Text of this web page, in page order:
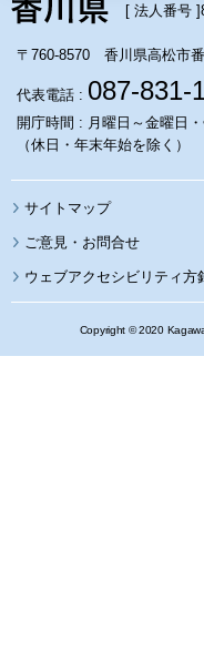
[ 法人番号 ]
〒760-8570 香川県高松市
代表電話 : 087-831-
開庁時間 : 月曜日～金曜日
（休日・年末年始を除く）
サイトマップ
ウェブアクセシビリティ方
Copyright © 2020